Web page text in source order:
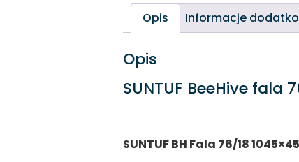
Opis Informacje
Opis
SUNTUF BeeHive fala
SUNTUF BH Fala 76/18